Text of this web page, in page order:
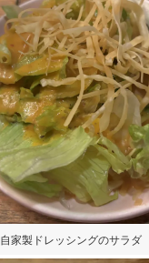
自家製ドレッシングのサラダ